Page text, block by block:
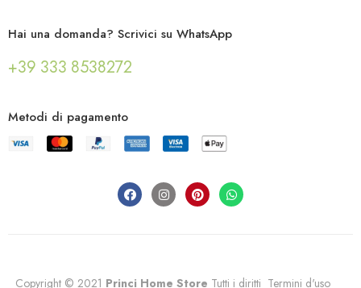
Hai una domanda? Scrivici su WhatsApp
+39 333 8538272
Metodi di pagamento
Copyright © 2021 Princi Home Store Tutti i diritti Termini d'uso